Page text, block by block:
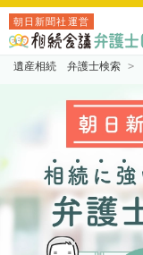
朝日新聞社運営
遺産相続 弁護士検索